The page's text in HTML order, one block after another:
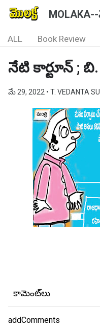
ALL Book Review
నేటి కార్టూన్ ; బి.
మే 29, 2022 • T. VEDANTA
కామెంట్‌లు
addComments